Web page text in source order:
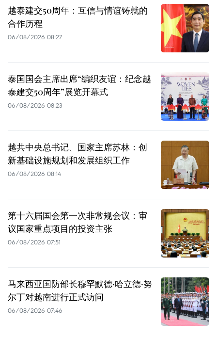
越泰建交50周年：互信与情谊铸就的
合作历程
06/08/2026 08:27
泰国国会主席出席“编织友谊：纪念越
泰建交50周年”展览开幕式
06/08/2026 08:23
越共中央总书记、国家主席苏林：创
新基础设施规划和发展组织工作
06/08/2026 08:14
第十六届国会第一次非常规会议：审
议国家重点项目的投资主张
06/08/2026 07:51
马来西亚国防部长穆罕默德·哈立德·努
尔丁对越南进行正式访问
06/08/2026 07:46